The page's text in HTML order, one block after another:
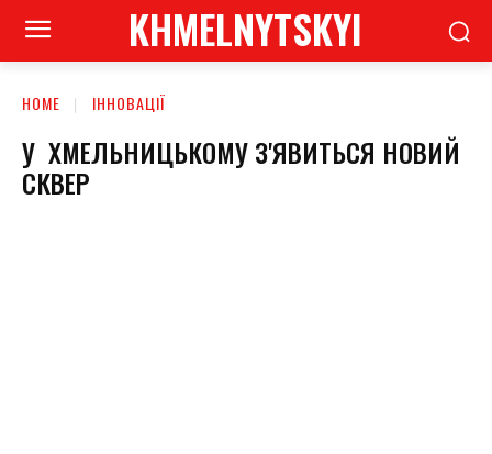
KHMELNYTSKYI
HOME ІННОВАЦІЇ
У ХМЕЛЬНИЦЬКОМУ З'ЯВИТЬСЯ НОВИЙ
СКВЕР